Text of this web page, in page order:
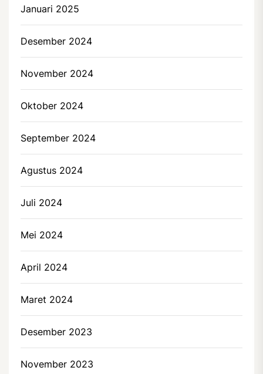
Januari 2025
Desember 2024
November 2024
Oktober 2024
September 2024
Agustus 2024
Juli 2024
Mei 2024
April 2024
Maret 2024
Desember 2023
November 2023